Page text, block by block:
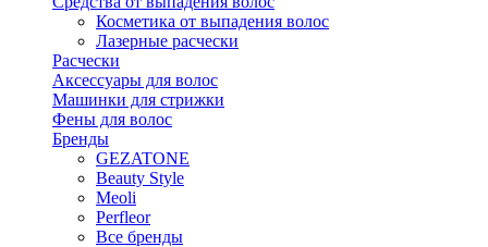
Косметика от выпадения волос
Лазерные расчески
Расчески
Аксессуары для волос
Машинки для стрижки
Фены для волос
Бренды
GEZATONE
Beauty Style
Meoli
Perfleor
Все бренды